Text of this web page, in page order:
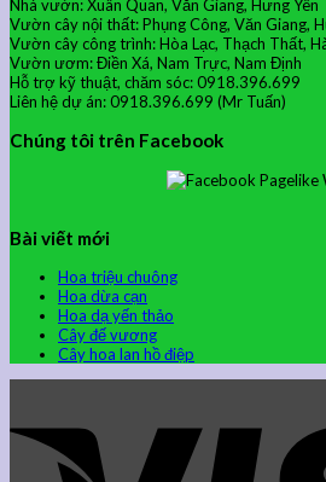
Nhà vườn: Xuân Quan, Văn Giang, Hưng Yên
Vườn cây nội thất: Phụng Công, Văn Giang,
Vườn cây công trình: Hòa Lạc, Thạch Thất,
Vườn ươm: Điền Xá, Nam Trực, Nam Định
Hỗ trợ kỹ thuật, chăm sóc: 0918.396.699
Liên hệ dự án: 0918.396.699 (Mr Tuấn)
Chúng tôi trên Facebook
Bài viết mới
Hoa triệu chuông
Hoa dừa cạn
Hoa dạ yến thảo
Cây đế vương
Cây hoa lan hồ điệp